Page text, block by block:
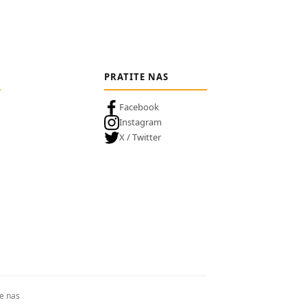
PRATITE NAS
Facebook
Instagram
X / Twitter
nas